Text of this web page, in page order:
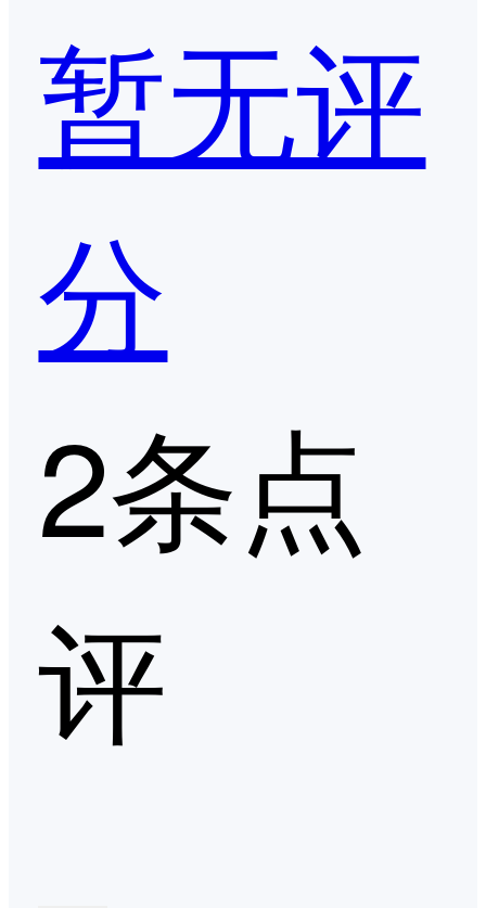
暂无评
分
2条点
评